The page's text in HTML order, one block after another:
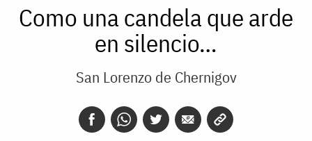
Como una candela que arde
en silencio…
San Lorenzo de Chernigov